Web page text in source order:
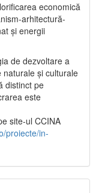
economică
arhitectură-
și energii
de dezvoltare a
naturale și culturale
distinct pe
este
site-ul CCINA
proiecte/in-